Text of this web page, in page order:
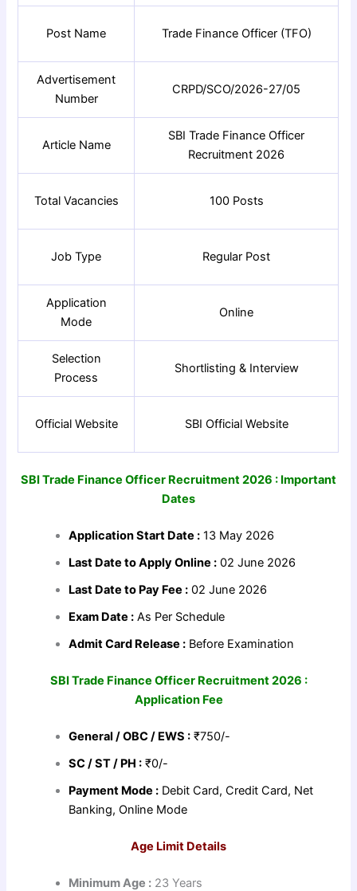
Post Name Trade Finance Officer (TFO)
Advertisement
Number
CRPD/SCO/2026-27/05
Article Name
SBI Trade Finance Officer
Recruitment 2026
Total Vacancies 100 Posts
Job Type Regular Post
Application
Mode
Online
Selection
Process
Shortlisting & Interview
Official Website SBI Official Website
SBI Trade Finance Officer Recruitment 2026 : Important
Dates
Application Start Date : 13 May 2026
Last Date to Apply Online : 02 June 2026
Last Date to Pay Fee : 02 June 2026
Exam Date : As Per Schedule
Admit Card Release : Before Examination
SBI Trade Finance Officer Recruitment 2026 :
Application Fee
General / OBC / EWS : ₹750/-
SC / ST / PH : ₹0/-
Payment Mode : Debit Card, Credit Card, Net
Banking, Online Mode
Age Limit Details
Minimum Age : 23 Years